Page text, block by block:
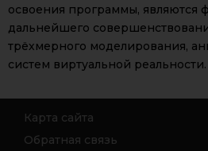
освоения программы, являются
дальнейшего
трёхмерного моделирования,
систем виртуальной реальности.
Карта сайта
Обратная связь